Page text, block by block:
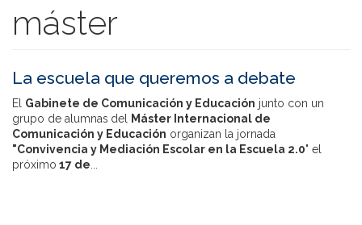
máster
La escuela que queremos a debate
El Gabinete de Comunicación y Educación junto con un
grupo de alumnas del
Máster Internacional de
Comunicación y Educación organizan la jornada
"Convivencia y Mediación Escolar en la Escuela 2.0" el
próximo 17 de